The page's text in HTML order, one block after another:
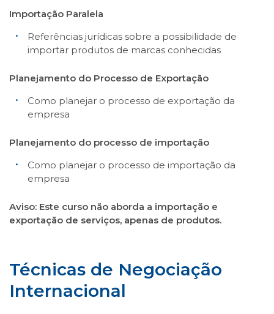
Importação Paralela
Referências jurídicas sobre a possibilidade de
importar produtos de marcas conhecidas
Planejamento do Processo de Exportação
Como planejar o processo de exportação da
empresa
Planejamento do processo de importação
Como planejar o processo de importação da
empresa
Aviso: Este curso não aborda a importação e
exportação de serviços, apenas de produtos.
Técnicas de Negociação
Internacional